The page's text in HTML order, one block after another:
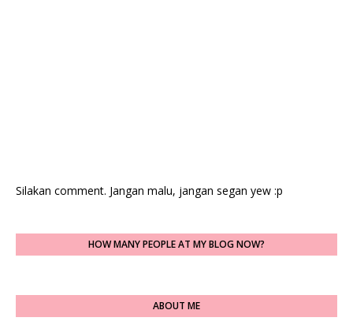
Silakan comment. Jangan malu, jangan segan yew :p
HOW MANY PEOPLE AT MY BLOG NOW?
ABOUT ME